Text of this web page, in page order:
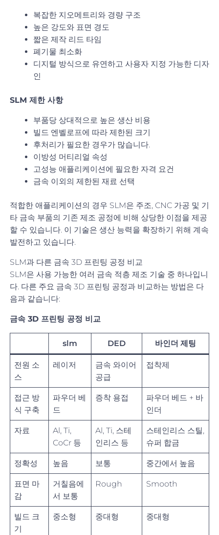
복잡한 지오메트리와 경량 구조
높은 강도와 표면 경도
짧은 제작 리드 타임
폐기물 최소화
디지털 방식으로 유연하고 사용자 지정 가능한 디자
인
SLM 제한 사항
부품당 상대적으로 높은 생산 비용
빌드 엔벨로프에 따라 제한된 크기
후처리가 필요한 경우가 많습니다.
이방성 머티리얼 속성
고성능 애플리케이션에 필요한 자격 요건
금속 이외의 제한된 재료 선택
적합한 애플리케이션의 경우 SLM은 주조, CNC 가공 및 기
타 금속 부품의 기존 제조 공정에 비해 상당한 이점을 제공
할 수 있습니다. 이 기술은 생산 능력을 확장하기 위해 계속
발전하고 있습니다.
SLM과 다른 금속 3D 프린팅 공정 비교
SLM은 사용 가능한 여러 금속 적층 제조 기술 중 하나입니
다. 다른 주요 금속 3D 프린팅 공정과 비교하는 방법은 다
음과 같습니다:
금속 3D 프린팅 공정 비교
slm DED 바인더 제팅
전원 소
스
레이저
금속 와이어
공급
접착제
접근 방
식 구축
파우더 베
드
증착 용접
파우더 베드 + 바
인더
자료
Al, Ti,
CoCr 등
Al, Ti, 스테
인리스 등
스테인리스 스틸,
슈퍼 합금
정확성 높음 보통 중간에서 높음
표면 마
감
거칠음에
서 보통
Rough Smooth
빌드 크
기
중소형 중대형 중대형